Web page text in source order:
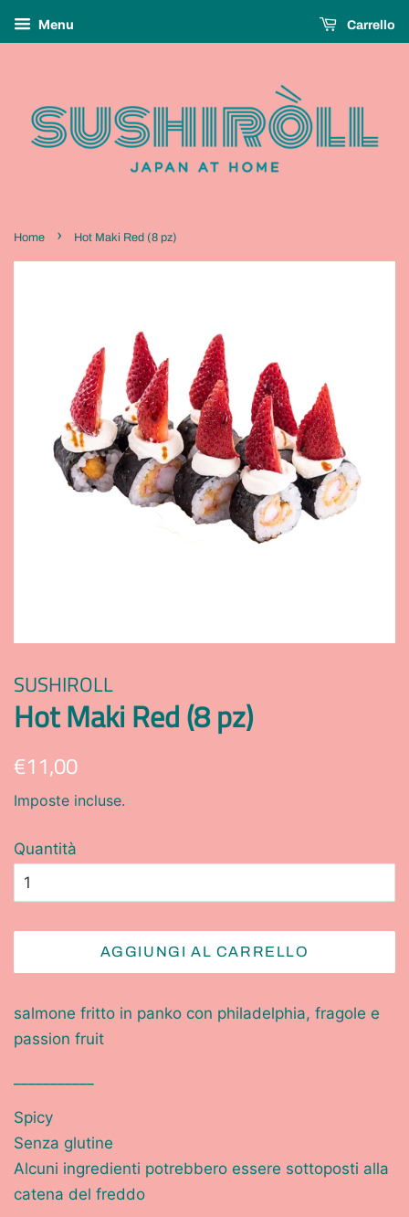
Menu Carrello
Home › Hot Maki Red (8 pz)
SUSHIROLL
Hot Maki Red (8 pz)
Prezzo
listino
€11,00
Imposte incluse.
Quantità
AGGIUNGI AL CARRELLO
salmone fritto in panko con philadelphia, fragole e
passion fruit
Spicy
Senza glutine
Alcuni ingredienti potrebbero essere sottoposti alla
catena del freddo